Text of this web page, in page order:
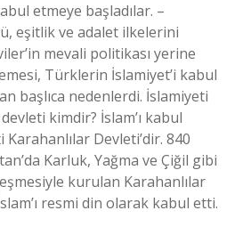
etmeye başladılar. –
eşitlik ve adalet ilkelerini
mevali politikası yerine
Türklerin İslamiyet’i kabul
başlıca nedenlerdi. İslamiyeti
kimdir? İslam’ı kabul
Devleti’dir. 840
Karluk, Yağma ve Çiğil gibi
kurulan Karahanlılar
resmi din olarak kabul etti.